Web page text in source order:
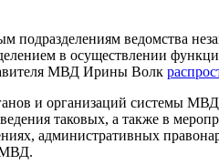
ведомства
в осуществлении
МВД Ирины Волк
и организаций системы
таковых, а также в
административных
МВД.